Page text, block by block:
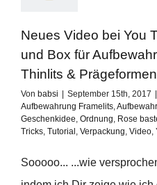
Neues Video bei You
und Box für
Thinlits & Prägeformen
Von babsi September 15th, 2017
Aufbewahrung Framelits,
Geschenkidee, Ordnung, Rose
Tricks, Tutorial , Verpackung, Video,
Sooooo... ...wie